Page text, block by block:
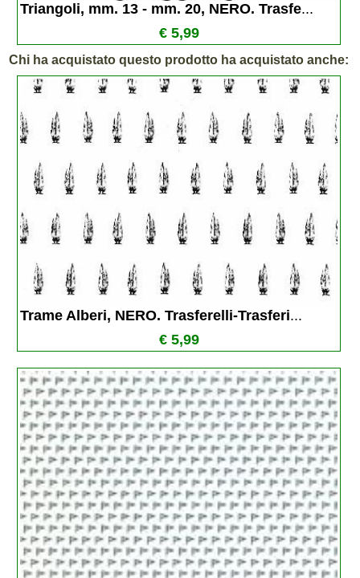
Triangoli, mm. 13 - mm. 20, NERO. Trasfe...
€ 5,99
Chi ha acquistato questo prodotto ha acquistato anche:
Trame Alberi, NERO. Trasferelli-Trasferi...
€ 5,99